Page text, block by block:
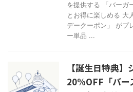
を提供する 「バーガ
とお得に楽しめる 大
デークーポン」 がプ
ー単品 ...
【誕生日特典
20%OFF「バー